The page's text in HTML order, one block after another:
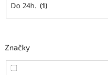
Do 24h. 1
Značky